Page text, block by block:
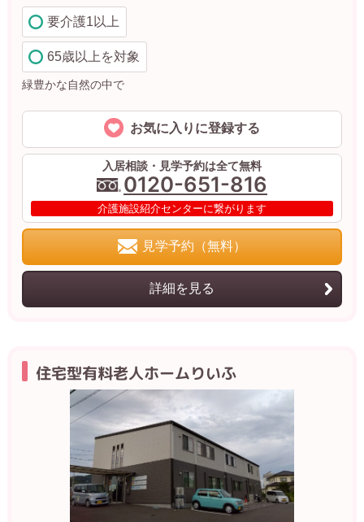
緑豊かな自然の中で
要介護1以上
65歳以上を対象
お気に入りに登録する
入居相談・見学予約は全て無料
0120-651-816
介護施設紹介センターに繋がります
見学予約（無料）
詳細を見る
住宅型有料老人ホームりいふ